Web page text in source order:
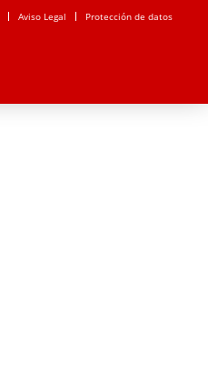
Aviso Legal Protección de datos